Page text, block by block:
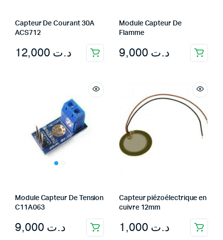
Capteur De Courant 30A
ACS712
د.ت
Module Capteur De
Flamme
د.ت
Module Capteur De Tension
C11A063
د.ت
Capteur piézoélectrique en
cuivre 12mm
د.ت